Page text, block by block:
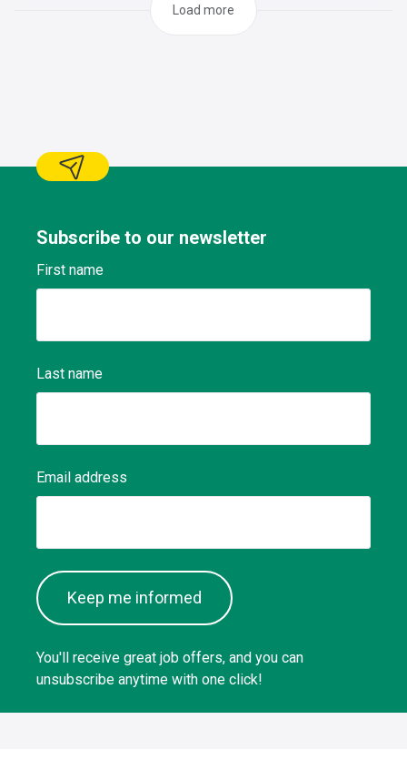
Load more
Subscribe to our newsletter
First name
Last name
Email address
Keep me informed
You'll receive great job offers, and you can
unsubscribe anytime with one click!